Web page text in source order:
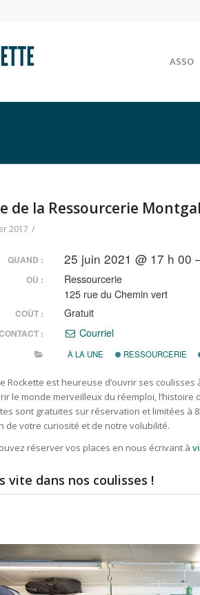
ASSO
de la Ressourcerie
2017 /
QUAND : 25 juin 2021 @ 17 h 00
OÙ :
Ressourcerie
125 rue du Chemin vert
COÛT : Gratuit
: Courriel
À LA UNE RESSOURCERIE
Rockette est heureuse d’ouvrir ses
le monde merveilleux du réemploi, l’histoire
sont gratuites sur réservation et limitées à
de votre curiosité et de notre volubilité.
réserver vos places en nous écrivant à
vite dans nos coulisses !